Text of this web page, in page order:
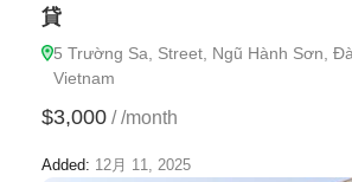
貸
5 Trường Sa, Street, Ngũ Hành Sơn,
Vietnam
$3,000 / /month
Added: 12月 11, 2025